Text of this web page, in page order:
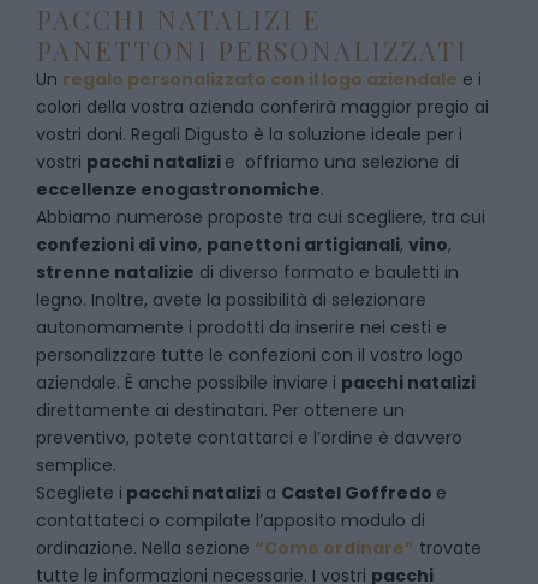
PACCHI NATALIZI E
PANETTONI PERSONALIZZATI
Un regalo personalizzato con il logo aziendale e i
colori della vostra azienda conferirà maggior pregio ai
vostri doni. Regali Digusto è la soluzione ideale per i
vostri pacchi natalizi e offriamo una selezione di
eccellenze enogastronomiche.
Abbiamo numerose proposte tra cui scegliere, tra cui
confezioni di vino, panettoni artigianali, vino,
strenne natalizie di diverso formato e bauletti in
legno. Inoltre, avete la possibilità di selezionare
autonomamente i prodotti da inserire nei cesti e
personalizzare tutte le confezioni con il vostro logo
aziendale. È anche possibile inviare i pacchi natalizi
direttamente ai destinatari. Per ottenere un
preventivo, potete contattarci e l’ordine è davvero
semplice.
Scegliete i pacchi natalizi a Castel Goffredo e
contattateci o compilate l’apposito modulo di
ordinazione. Nella sezione “Come ordinare” trovate
tutte le informazioni necessarie. I vostri pacchi